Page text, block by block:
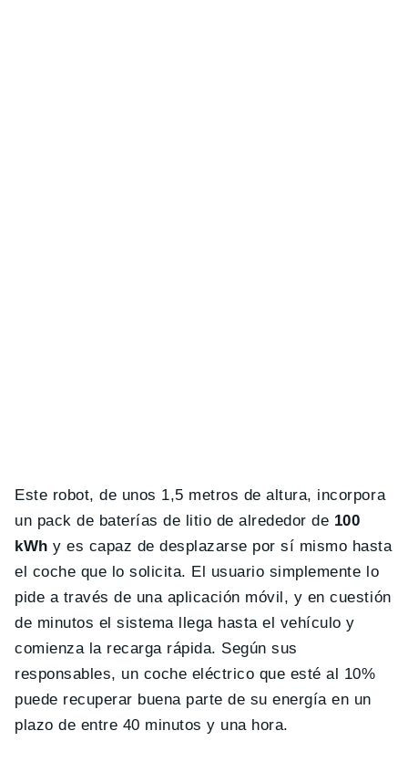
Este robot, de unos 1,5 metros de altura, incorpora
un pack de baterías de litio de alrededor de 100
kWh y es capaz de desplazarse por sí mismo hasta
el coche que lo solicita. El usuario simplemente lo
pide a través de una aplicación móvil, y en cuestión
de minutos el sistema llega hasta el vehículo y
comienza la recarga rápida. Según sus
responsables, un coche eléctrico que esté al 10%
puede recuperar buena parte de su energía en un
plazo de entre 40 minutos y una hora.